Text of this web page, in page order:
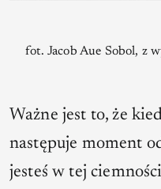
fot. Jacob Aue Sobol, z
Ważne jest to, że
następuje moment
jesteś w tej